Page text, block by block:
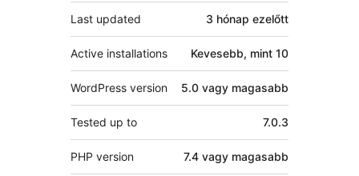
Last updated 3 hónap ezelőtt
Active installations Kevesebb, mint 10
WordPress version 5.0 vagy magasabb
Tested up to 7.0.3
PHP version 7.4 vagy magasabb